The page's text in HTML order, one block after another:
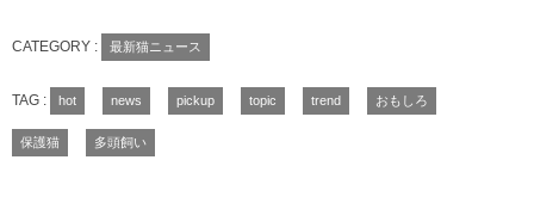
CATEGORY : 最新猫ニュース
TAG : hot news pickup topic trend おもしろ
保護猫 多頭飼い